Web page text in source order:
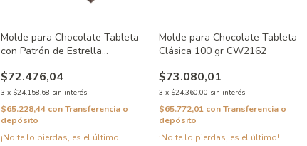
Molde para Chocolate Tableta
con Patrón de Estrella
$72.476,04
3 x $24.158,68 sin interés
$65.228,44 con Transferencia o
depósito
¡No te lo pierdas, es el último!
Molde para Chocolate Tableta
Clásica 100 gr CW2162
$73.080,01
3 x $24.360,00 sin interés
$65.772,01 conTransferencia o
depósito
¡No te lo pierdas, es el último!